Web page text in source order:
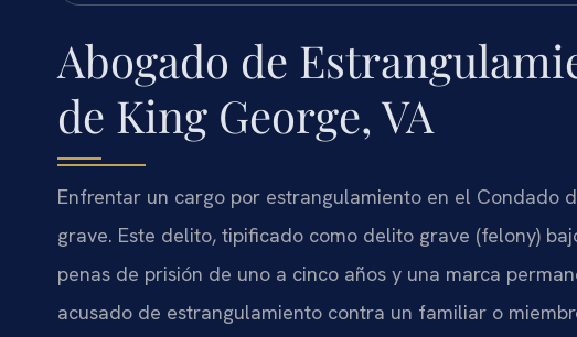
Abogado de
de King George, VA
Enfrentar un cargo por estrangulamiento en el Condado
grave. Este delito, tipificado como delito grave (felony)
penas de prisión de uno a cinco años y una marca
acusado de estrangulamiento contra un familiar o